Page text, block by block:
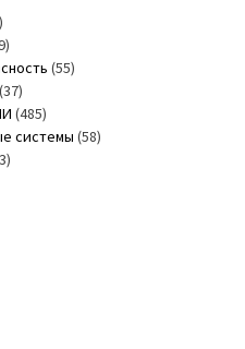
(55)
(37)
(485)
системы (58)